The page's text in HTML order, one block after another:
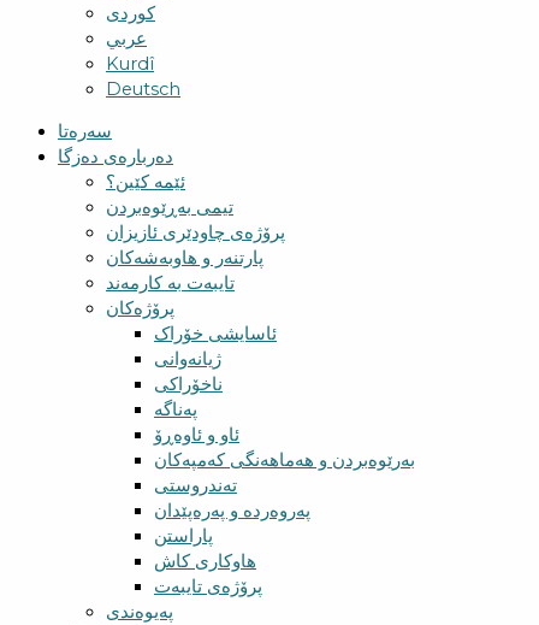
کوردی
عربي
Kurdî
Deutsch
سەرەتا
دەربارەی دەزگا
ئێمە کێین؟
تیمی بەڕێوەبردن
پرۆژەی چاودێری ئازیزان
پارتنەر و هاوبەشەکان
تایبەت بە کارمەند
پرۆژەکان
ئاسایشی خۆراک
ژیانەوانی
ناخۆراکی
پەناگە
ئاو و ئاوەڕۆ
بەرێوەبردن و هەماهەنگی کەمپەکان
تەندروستی
پەروەردە و پەرەپێدان
پاراستن
هاوکاری کاش
پرۆژەی تایبەت
پەیوەندی